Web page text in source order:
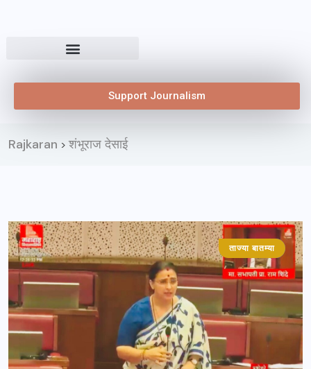
Support Journalism
Rajkaran >शंभूराज देसाई
मुंबई
ताज्या बातम्या